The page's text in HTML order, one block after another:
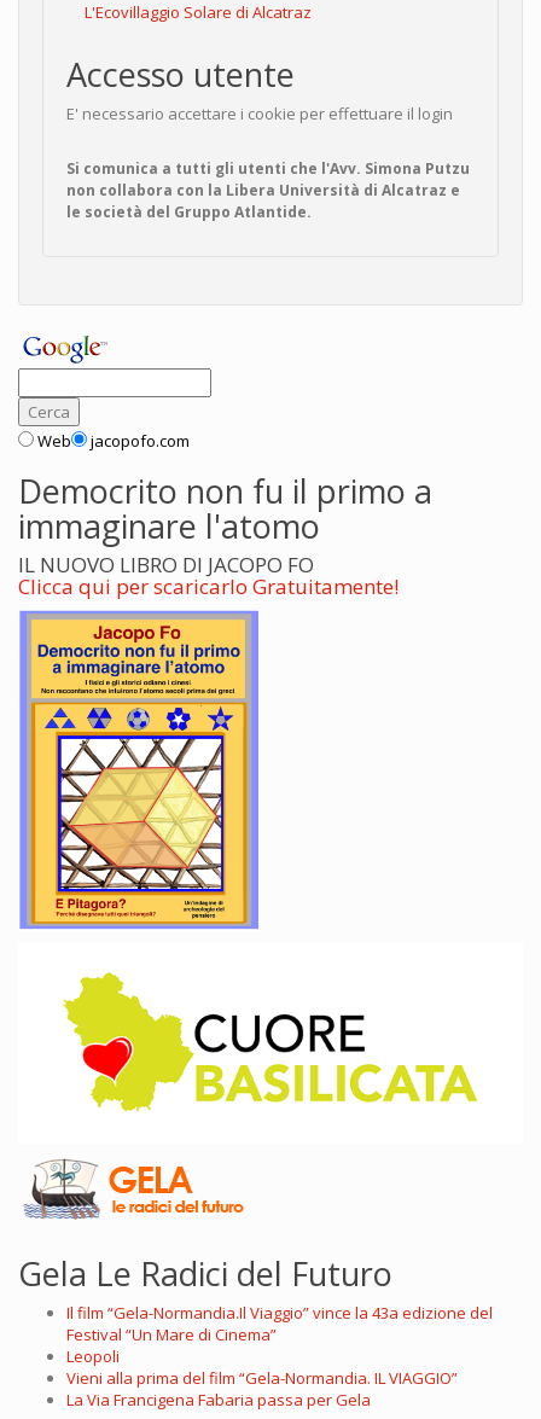
L'Ecovillaggio Solare di Alcatraz
Accesso utente
E' necessario accettare i cookie per effettuare il login
Si comunica a tutti gli utenti che l'Avv. Simona Putzu
non collabora con la Libera Università di Alcatraz e
le società del Gruppo Atlantide.
Web jacopofo.com
Democrito non fu il primo a
immaginare l'atomo
IL NUOVO LIBRO DI JACOPO FO
Clicca qui per scaricarlo Gratuitamente!
Gela Le Radici del Futuro
Il film “Gela-Normandia.Il Viaggio” vince la 43a edizione del
Festival “Un Mare di Cinema”
Leopoli
Vieni alla prima del film “Gela-Normandia. IL VIAGGIO”
La Via Francigena Fabaria passa per Gela